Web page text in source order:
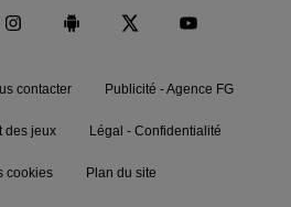
contacter Publicité - Agence FG
des jeux Légal - Confidentialité
cookies Plan du site